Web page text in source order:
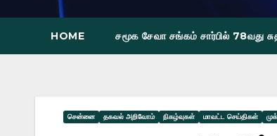
HOME சமூக சேவா சங்கம் சார்பில் 78வது
சென்னை தகவல் அறிவோம் நிகழ்வுகள் மாவட்ட செய்திகள்